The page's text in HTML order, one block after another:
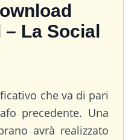
La Social
che va di pari
precedente. Una
avrà realizzato